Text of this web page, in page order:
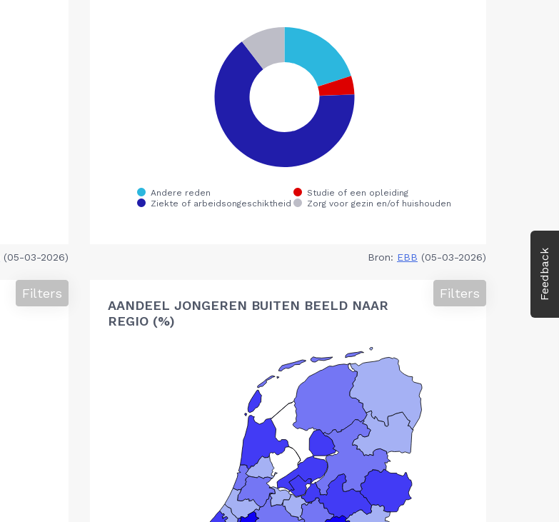
Feedback
(05-03-2026) Bron: EBB (05-03-2026)
Filters
AANDEEL JONGEREN BUITEN BEELD NAAR
REGIO (%)
Filters